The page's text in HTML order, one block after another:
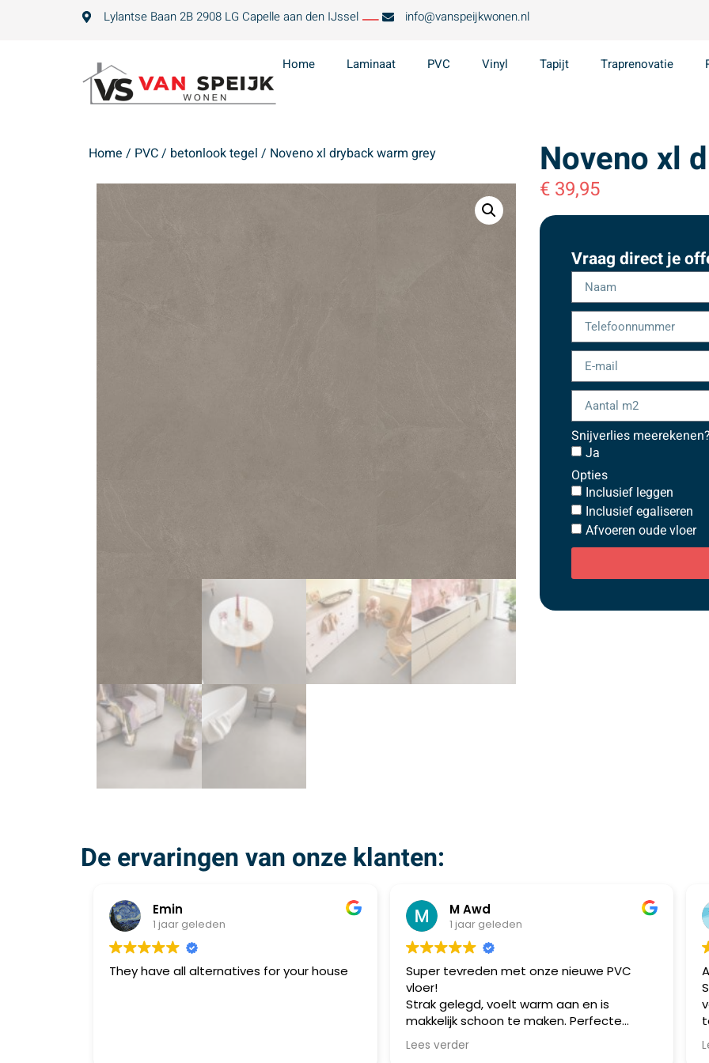
Lylantse Baan 2B 2908 LG Capelle aan den IJssel info@vanspeijkwonen.nl
Home Laminaat PVC Vinyl Tapijt Traprenovatie
Home / PVC/ betonlook tegel / Noveno xl dryback warm grey Noveno xl
€ 39,95
Vraag direct je
Snijverlies meerekenen?
Ja
Opties
Inclusief leggen
Inclusief egaliseren
Afvoeren oude vloer
De ervaringen van onze klanten:
Emin
1 jaar geleden
They have all alternatives for your house
M Awd
1 jaar geleden
Super tevreden met onze nieuwe PVC
vloer!
Strak gelegd, voelt warm aan en is
makkelijk schoon te maken. Perfecte
combinatie van stijl en praktisch gebruik.
Aanrader!
Lees verder